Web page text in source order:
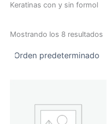
Keratinas con y sin formol
Mostrando los 8 resultados